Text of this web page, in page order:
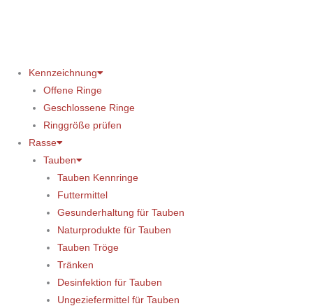
Kennzeichnung
Offene Ringe
Geschlossene Ringe
Ringgröße prüfen
Rasse
Tauben
Tauben Kennringe
Futtermittel
Gesunderhaltung für Tauben
Naturprodukte für Tauben
Tauben Tröge
Tränken
Desinfektion für Tauben
Ungeziefermittel für Tauben